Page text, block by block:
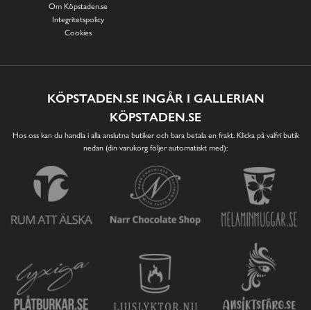
Om Köpstaden.se
Integritetspolicy
Cookies
KÖPSTADEN.SE INGÅR I GALLERIAN
KÖPSTADEN.SE
Hos oss kan du handla i alla anslutna butiker och bara betala en frakt. Klicka på valfri butik
nedan (din varukorg följer automatiskt med):